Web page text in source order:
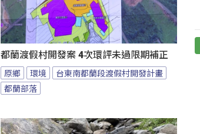
都蘭渡假村開發案 4次環評未過限期補正
原鄉 環境
台東南都蘭段渡假村開發計畫
都蘭部落